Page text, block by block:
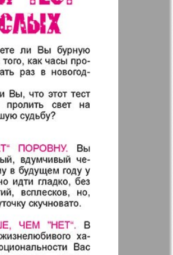
Panorama-mir
Russkiy Wojazh
Annonce